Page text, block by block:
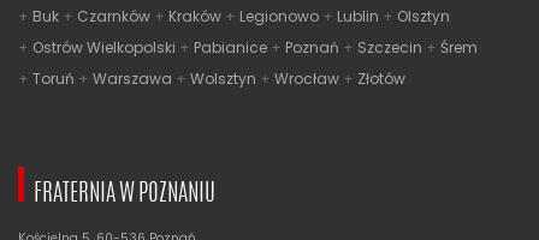
Buk Czarnków Kraków Legionowo Lublin
Olsztyn
Ostrów Wielkopolski
Pabianice Poznań Szczecin
Śrem
Toruń
Warszawa Wolsztyn Wrocław Złotów
FRATERNIA W POZNANIU